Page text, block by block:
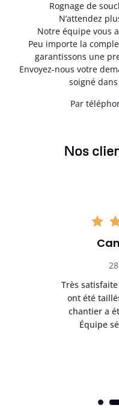
Rognage de
N’attendez
Notre équipe vous
Peu importe la
garantissons une
Envoyez-nous votre
soigné
Par
Nos
Très
ont été
chantier a
Équipe